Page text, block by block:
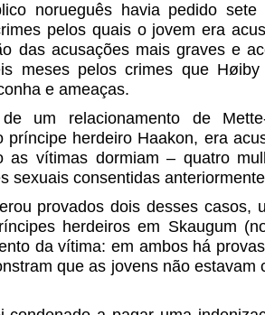
norueguês havia pedido
pelos quais o jovem era
das acusações mais graves e
meses pelos crimes que Høiby
e ameaças.
um relacionamento de
príncipe herdeiro Haakon, era
as vítimas dormiam – quatro
sexuais consentidas
provados dois desses casos,
herdeiros em Skaugum
da vítima: em ambos há
que as jovens não estavam